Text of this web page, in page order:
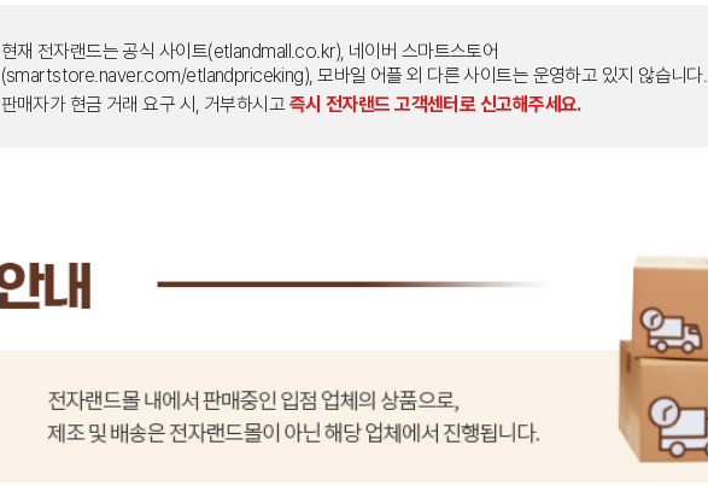
현재 전자랜드는 공식 사이트(etlandmall.co.kr), 네이버 스마트스토어
(smartstore.naver.com/etlandpriceking), 모바일 어플 외 다른 사이트는 운영하고 있지 않습니다.
판매자가 현금 거래 요구 시, 거부하시고 즉시 전자랜드 고객센터로 신고해주세요.